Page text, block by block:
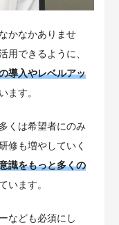
かなかありませ
用できるように、
導入やレベルアッ
ます。
くは希望者にのみ
修も増やしていく
識をもっと多くの
います。
なども必須にし